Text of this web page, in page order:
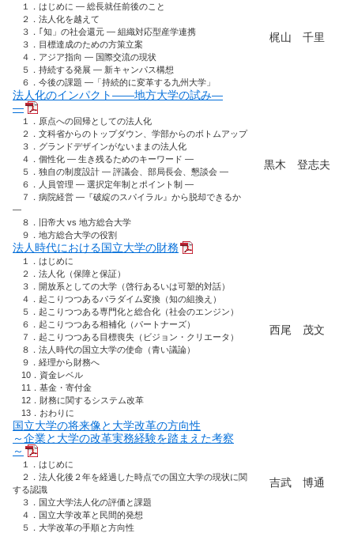
１．はじめに ― 総長就任前後のこと
２．法人化を越えて
３．｢知」の社会還元 ― 組織対応型産学連携
３．目標達成のための方策立案
４．アジア指向 ― 国際交流の現状
５．持続する発展 ― 新キャンパス構想
６．今後の課題 ―「持続的に変革する九州大学」
梶山 千里
法人化のインパクト――地方大学の試み―
―
１．原点への回帰としての法人化
２．文科省からのトップダウン、学部からのボトムアップ
３．グランドデザインがないままの法人化
４．個性化 ― 生き残るためのキーワード ―
５．独自の制度設計 ― 評議会、部局長会、懇談会 ―
６．人員管理 ― 選択定年制とポイント制 ―
７．病院経営 ―『破綻のスパイラル』から脱却できるか
―
８．旧帝大 vs 地方総合大学
９．地方総合大学の役割
黒木 登志夫
法人時代における国立大学の財務
１．はじめに
２．法人化（保障と保証）
３．開放系としての大学（啓行あるいは可塑的対話）
４．起こりつつあるパラダイム変換（知の組換え）
５．起こりつつある専門化と総合化（社会のエンジン）
６．起こりつつある相補化（パートナーズ）
７．起こりつつある目標喪失（ビジョン・クリエータ）
８．法人時代の国立大学の使命（青い議論）
９．経理から財務へ
10．資金レベル
11．基金・寄付金
12．財務に関するシステム改革
13．おわりに
西尾 茂文
国立大学の将来像と大学改革の方向性
～企業と大学の改革実務経験を踏まえた考察
～
１．はじめに
２．法人化後２年を経過した時点での国立大学の現状に関
する認識
３．国立大学法人化の評価と課題
４．国立大学改革と民間的発想
５．大学改革の手順と方向性
吉武 博通